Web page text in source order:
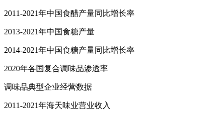
2011-2021年中国食醋产量同比增长率
2013-2021年中国食糖产量
2014-2021年中国食糖产量同比增长率
2020年各国复合调味品渗透率
调味品典型企业经营数据
2011-2021年海天味业营业收入